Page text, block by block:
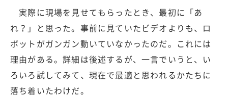
実際に現場を見せてもらったとき、最初に「あ
れ？」と思った。事前に見ていたビデオよりも、ロ
ボットがガンガン動いていなかったのだ。これには
理由がある。詳細は後述するが、一言でいうと、い
ろいろ試してみて、現在で最適と思われるかたちに
落ち着いたわけだ。